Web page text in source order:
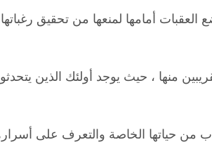
أمامها لمنعها من تحقيق
منها ، حيث يوجد أولئك الذين
من حياتها الخاصة والتعرف على